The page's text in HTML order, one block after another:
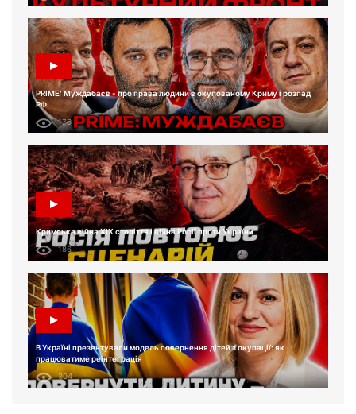
PRIME: Муждабаєв - про права людини в окупованому Криму і розпад
РФ
176
Кримська війна XIX століття і війна Росії проти України
186
В Україні презентували модель повернення дітей з окупації: як
працюватиме реінтеграція
304